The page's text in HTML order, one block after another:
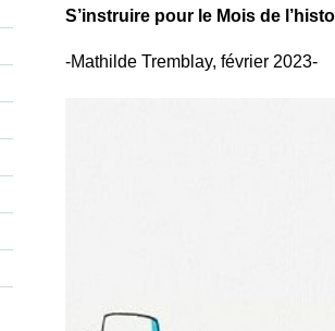
S’instruire pour le Mois de
-Mathilde Tremblay, février 2023-